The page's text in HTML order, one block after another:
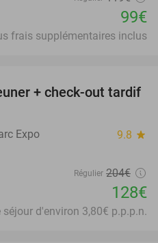
99€
frais supplémentaires inclus
37%
+ check-out tardif
Expo 9.8 star
Régulier 204€
128€
séjour d'environ 3,80€ p.p.p.n.